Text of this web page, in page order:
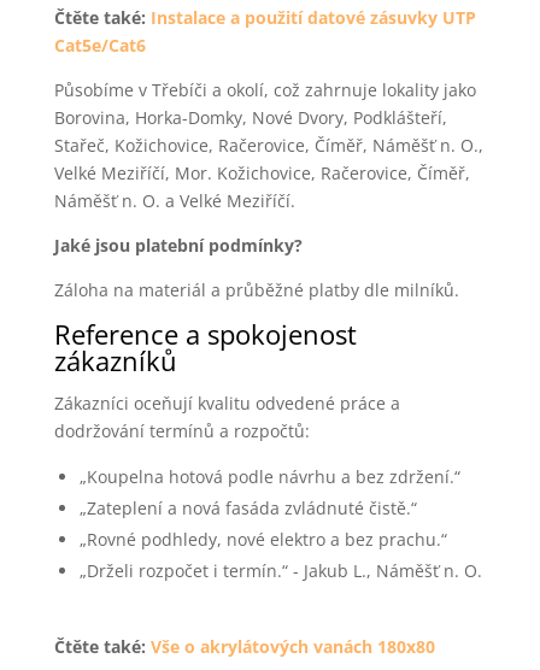
Čtěte také: Instalace a použití datové zásuvky UTP
Cat5e/Cat6
Působíme v Třebíči a okolí, což zahrnuje lokality jako
Borovina, Horka-Domky, Nové Dvory, Podklášteří,
Stařeč, Kožichovice, Račerovice, Číměř, Náměšť n. O.,
Velké Meziříčí, Mor. Kožichovice, Račerovice, Číměř,
Náměšť n. O. a Velké Meziříčí.
Jaké jsou platební podmínky?
Záloha na materiál a průběžné platby dle milníků.
Reference a spokojenost
zákazníků
Zákazníci oceňují kvalitu odvedené práce a
dodržování termínů a rozpočtů:
„Koupelna hotová podle návrhu a bez zdržení.“
„Zateplení a nová fasáda zvládnuté čistě.“
„Rovné podhledy, nové elektro a bez prachu.“
„Drželi rozpočet i termín.“ - Jakub L., Náměšť n. O.
Čtěte také: Vše o akrylátových vanách 180x80